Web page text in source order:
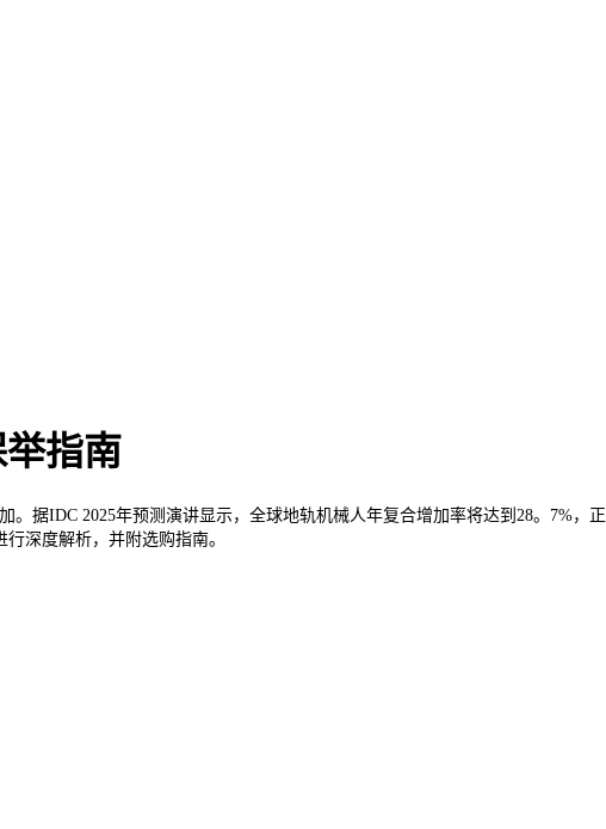
指南
IDC 2025年预测演讲显示，全球地轨机械人年复合增加率将达到28。7%，
深度解析，并附选购指南。